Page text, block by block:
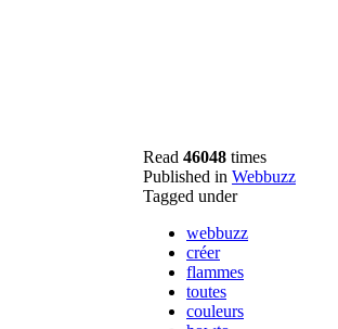
Read 46048 times
Published in Webbuzz
Tagged under
webbuzz
créer
flammes
toutes
couleurs